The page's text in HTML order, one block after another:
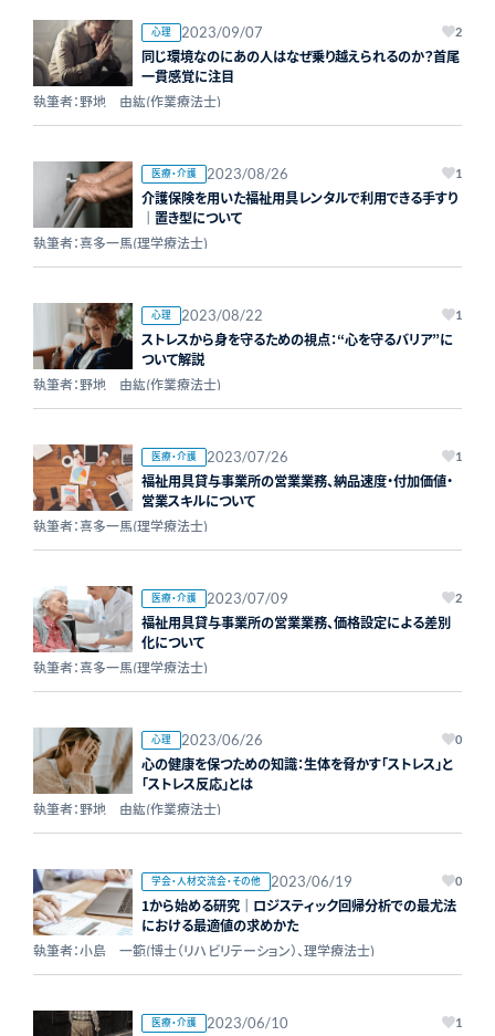
心理 2023/09/07 2
同じ環境なのにあの人はなぜ乗り越えられるのか？首尾
一貫感覚に注目
執筆者：野地 由紘(作業療法士)
医療・介護 2023/08/26 1
介護保険を用いた福祉用具レンタルで利用できる手すり
｜置き型について
執筆者：喜多一馬(理学療法士)
心理 2023/08/22 1
ストレスから身を守るための視点：“心を守るバリア”に
ついて解説
執筆者：野地 由紘(作業療法士)
医療・介護 2023/07/26 1
福祉用具貸与事業所の営業業務、納品速度・付加価値・
営業スキルについて
執筆者：喜多一馬(理学療法士)
医療・介護 2023/07/09 2
福祉用具貸与事業所の営業業務、価格設定による差別
化について
執筆者：喜多一馬(理学療法士)
心理 2023/06/26 0
心の健康を保つための知識：生体を脅かす「ストレス」と
「ストレス反応」とは
執筆者：野地 由紘(作業療法士)
学会・人材交流会・その他 2023/06/19 0
1から始める研究｜ロジスティック回帰分析での最尤法
における最適値の求めかた
執筆者：小島 一範(博士（リハビリテーション）、理学療法士)
医療・介護 2023/06/10 1